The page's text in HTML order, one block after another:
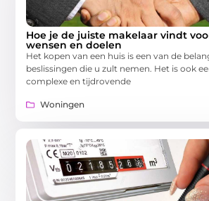
Hoe je de juiste makelaar vindt
wensen en doelen
Het kopen van een huis is een van de
beslissingen die u zult nemen. Het is ook
complexe en tijdrovende
Woningen